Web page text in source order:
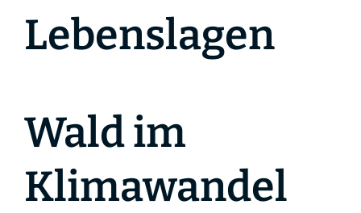
Lebenslagen
Wald im
Klimawandel